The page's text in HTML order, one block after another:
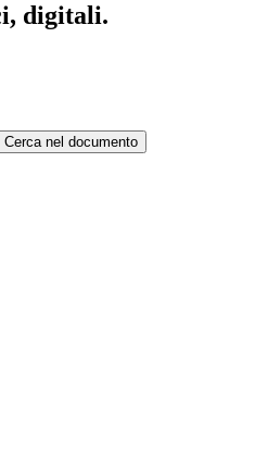
digitali.
Cerca nel documento